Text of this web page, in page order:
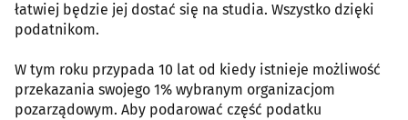
łatwiej będzie jej dostać się na studia. Wszystko dzięki
podatnikom.
W tym roku przypada 10 lat od kiedy istnieje możliwość
przekazania swojego 1% wybranym organizacjom
pozarządowym. Aby podarować część podatku